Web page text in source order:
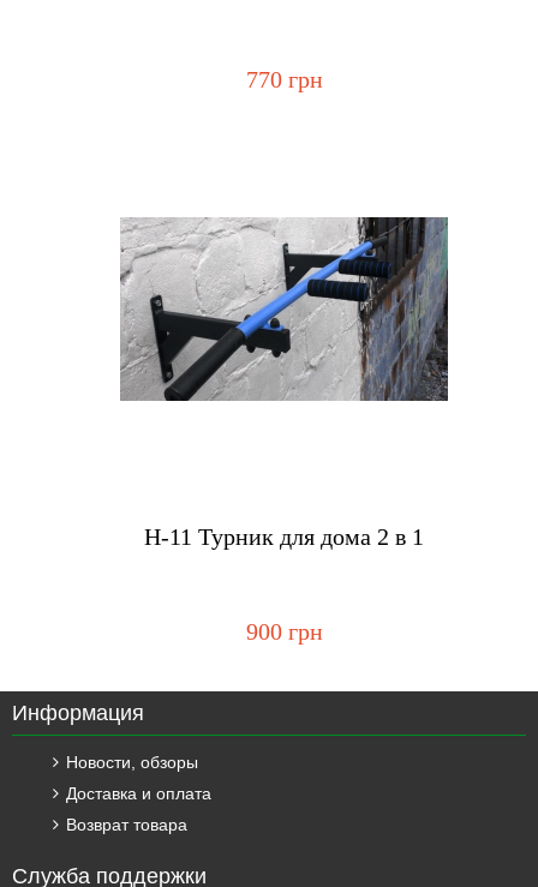
770 грн
H-11 Турник для дома 2 в 1
900 грн
Информация
Новости, обзоры
Доставка и оплата
Возврат товара
Служба поддержки